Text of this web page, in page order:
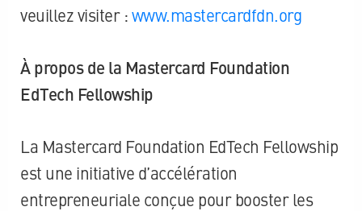
veuillez visiter :www.mastercardfdn.org
À propos de la Mastercard Foundation
EdTech Fellowship
La Mastercard Foundation EdTech Fellowship
est une initiative d’accélération
entrepreneuriale conçue pour booster les